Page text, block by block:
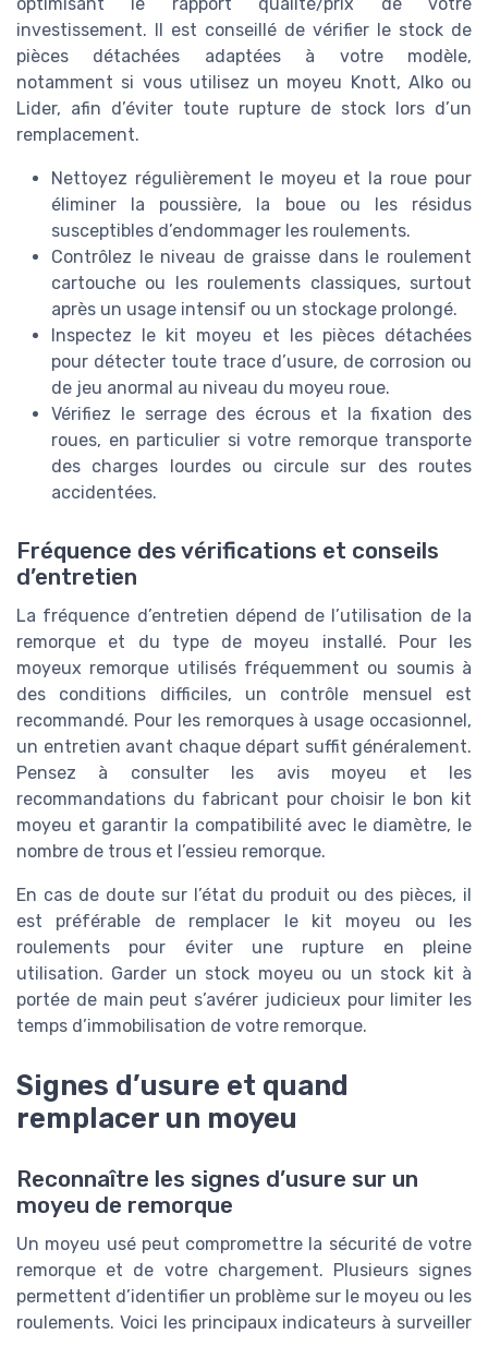
investissement. Il est conseillé de vérifier le stock de
pièces détachées adaptées à votre modèle,
notamment si vous utilisez un moyeu Knott, Alko ou
Lider, afin d’éviter toute rupture de stock lors d’un
remplacement.
Nettoyez régulièrement le moyeu et la roue pour
éliminer la poussière, la boue ou les résidus
susceptibles d’endommager les roulements.
Contrôlez le niveau de graisse dans le roulement
cartouche ou les roulements classiques, surtout
après un usage intensif ou un stockage prolongé.
Inspectez le kit moyeu et les pièces détachées
pour détecter toute trace d’usure, de corrosion ou
de jeu anormal au niveau du moyeu roue.
Vérifiez le serrage des écrous et la fixation des
roues, en particulier si votre remorque transporte
des charges lourdes ou circule sur des routes
accidentées.
Fréquence des vérifications et conseils
d’entretien
La fréquence d’entretien dépend de l’utilisation de la
remorque et du type de moyeu installé. Pour les
moyeux remorque utilisés fréquemment ou soumis à
des conditions difficiles, un contrôle mensuel est
recommandé. Pour les remorques à usage occasionnel,
un entretien avant chaque départ suffit généralement.
Pensez à consulter les avis moyeu et les
recommandations du fabricant pour choisir le bon kit
moyeu et garantir la compatibilité avec le diamètre, le
nombre de trous et l’essieu remorque.
En cas de doute sur l’état du produit ou des pièces, il
est préférable de remplacer le kit moyeu ou les
roulements pour éviter une rupture en pleine
utilisation. Garder un stock moyeu ou un stock kit à
portée de main peut s’avérer judicieux pour limiter les
temps d’immobilisation de votre remorque.
Signes d’usure et quand
remplacer un moyeu
Reconnaître les signes d’usure sur un
moyeu de remorque
Un moyeu usé peut compromettre la sécurité de votre
remorque et de votre chargement. Plusieurs signes
permettent d’identifier un problème sur le moyeu ou les
roulements. Voici les principaux indicateurs à surveiller